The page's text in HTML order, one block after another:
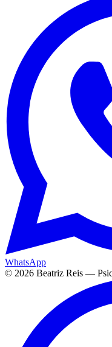
WhatsApp
© 2026 Beatriz Reis —